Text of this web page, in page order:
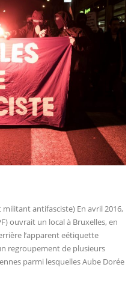
antifasciste) En avril 2016,
ouvrait un local à Bruxelles, en
l’apparent eétiquette
regroupement de plusieurs
parmi lesquelles Aube Dorée